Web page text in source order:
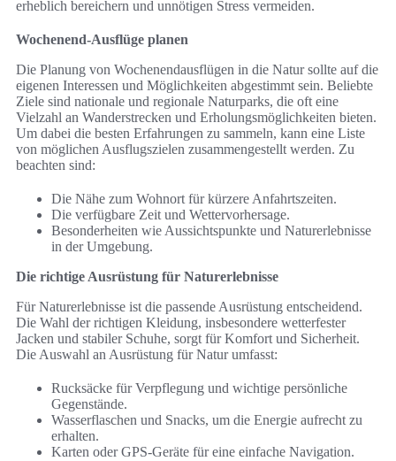
erheblich bereichern und unnötigen Stress vermeiden.
Wochenend-Ausflüge planen
Die Planung von Wochenendausflügen in die Natur sollte auf die
eigenen Interessen und Möglichkeiten abgestimmt sein. Beliebte
Ziele sind nationale und regionale Naturparks, die oft eine
Vielzahl an Wanderstrecken und Erholungsmöglichkeiten bieten.
Um dabei die besten Erfahrungen zu sammeln, kann eine Liste
von möglichen Ausflugszielen zusammengestellt werden. Zu
beachten sind:
Die Nähe zum Wohnort für kürzere Anfahrtszeiten.
Die verfügbare Zeit und Wettervorhersage.
Besonderheiten wie Aussichtspunkte und Naturerlebnisse
in der Umgebung.
Die richtige Ausrüstung für Naturerlebnisse
Für Naturerlebnisse ist die passende Ausrüstung entscheidend.
Die Wahl der richtigen Kleidung, insbesondere wetterfester
Jacken und stabiler Schuhe, sorgt für Komfort und Sicherheit.
Die Auswahl an Ausrüstung für Natur umfasst:
Rucksäcke für Verpflegung und wichtige persönliche
Gegenstände.
Wasserflaschen und Snacks, um die Energie aufrecht zu
erhalten.
Karten oder GPS-Geräte für eine einfache Navigation.